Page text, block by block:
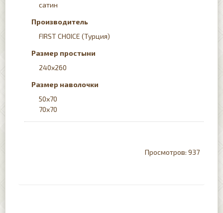
сатин
Производитель
FIRST CHOICE (Турция)
Размер простыни
240x260
Размер наволочки
50х70
70x70
937